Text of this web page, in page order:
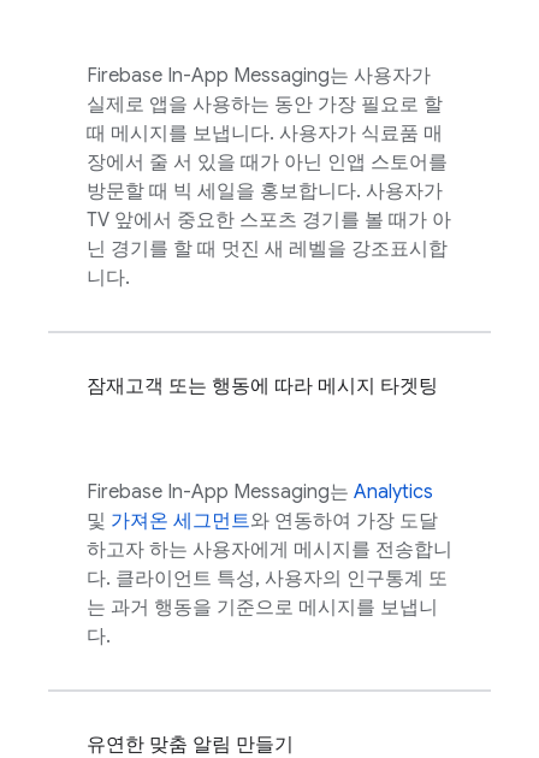
Firebase In-App Messaging는 사용자가
실제로 앱을 사용하는 동안 가장 필요로 할
때 메시지를 보냅니다. 사용자가 식료품 매
장에서 줄 서 있을 때가 아닌 인앱 스토어를
방문할 때 빅 세일을 홍보합니다. 사용자가
TV 앞에서 중요한 스포츠 경기를 볼 때가 아
닌 경기를 할 때 멋진 새 레벨을 강조표시합
니다.
잠재고객 또는 행동에 따라 메시지 타겟팅
Firebase In-App Messaging는 Analytics
및 가져온 세그먼트와 연동하여 가장 도달
하고자 하는 사용자에게 메시지를 전송합니
다. 클라이언트 특성, 사용자의 인구통계 또
는 과거 행동을 기준으로 메시지를 보냅니
다.
유연한 맞춤 알림 만들기